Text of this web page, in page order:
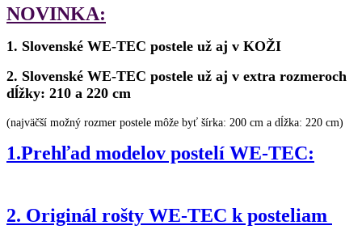
NOVINKA:
1. Slovenské WE-TEC postele už aj v KOŽI
2. Slovenské WE-TEC postele už aj v extra rozmeroch
dĺžky: 210 a 220 cm
(najväčší možný rozmer postele môže byť šírka: 200 cm a dĺžka: 220 cm)
1.Prehľad modelov postelí WE-TEC:
2. Originál rošty WE-TEC k posteliam